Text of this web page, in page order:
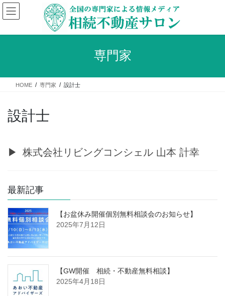
コ
ン
ン
キ
ナ
ビ
ー
に
専門家
HOME 専門家 設計士
設計士
株式会社リビングコンシェル 山本 計幸
最新記事
【お盆休み開催個別無料相談会のお知らせ】
2025年7月12日
【GW開催 相続・不動産無料相談】
2025年4月18日